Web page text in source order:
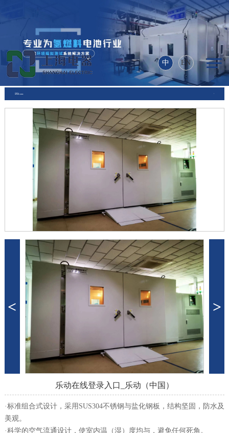
乐动在线登录入口_乐动
（中国）
中 EN
产品中心
< >
乐动在线登录入口_乐动（中国）
·标准组合式设计，采用SUS304不锈钢与盐化钢板，结构坚固，防水及
美观。
·科学的空气流通设计，使室内温（湿）度均与，避免任何死角。